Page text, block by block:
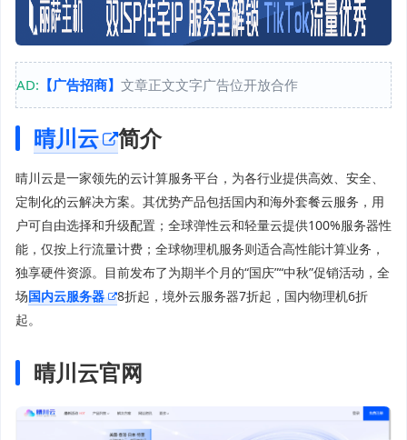
AD: 【广告招商】 文章正文文字广告位开放合作
晴川云 简介
晴川云是一家领先的云计算服务平台，为各行业提供高效、安全、
定制化的云解决方案。其优势产品包括国内和海外套餐云服务，用
户可自由选择和升级配置；全球弹性云和轻量云提供100%服务器性
能，仅按上行流量计费；全球物理机服务则适合高性能计算业务，
独享硬件资源。目前发布了为期半个月的“国庆”“中秋”促销活动，全
场国内云服务器
8折起，境外云服务器7折起，国内物理机6折
起。
晴川云官网